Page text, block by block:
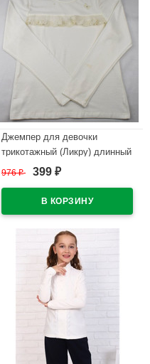
Джемпер для девочки
трикотажный (Ликру) длинный
рукав цвет экрю арт.0235
976₽ 399 ₽